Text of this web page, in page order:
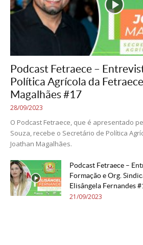
Podcast Fetraece –
Política Agrícola da
Magalhães #17
28/09/2023
O Podcast Fetraece, que é apresentado
Souza, recebe o Secretário de Política
Joathan Magalhães.
Podcast Fetraece –
Formação e Org.
Elisângela Fernandes
21/09/2023